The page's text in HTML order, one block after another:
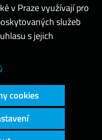
v Praze využívají pro
služeb
s jejich
cookies